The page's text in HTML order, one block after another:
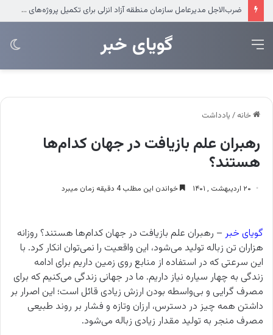
ضرب‌الاجل مدیرعامل سازمان منطقه آزاد انزلی برای تکمیل پروژه‌های عمرانی
‌‌‌گویای خبر منو
خانه / یادداشت
رهبران علم بازیافت در جهان کدام‌ها
هستند؟
۲۰ اردیبهشت , ۱۴۰۱ خواندن این مطلب 4 دقیقه زمان میبرد
گویای خبر – رهبران علم بازیافت در جهان کدام‌ها هستند؟ روزانه
هزاران تن زباله تولید می‌شود، این واقعیت را نمی‌توان انکار کرد. با
این سرعتی که در استفاده از منابع روی زمین داریم برای ادامه
زندگی به چهار سیاره نیاز داریم. ما در جهانی زندگی می‌کنیم که برای
مصرف گرایی و بی‌واسطه بودن ارزش زیادی قائل است؛ این اصرار بر
داشتن همه چیز در دسترس، ارزان وتازه و فشار بر روند طبیعی
مصرف منجر به تولید مقدار زیادی زباله می‌شود.